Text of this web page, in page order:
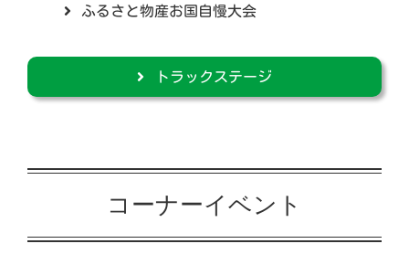
ふるさと物産お国自慢大会
トラックステージ
コーナーイベント